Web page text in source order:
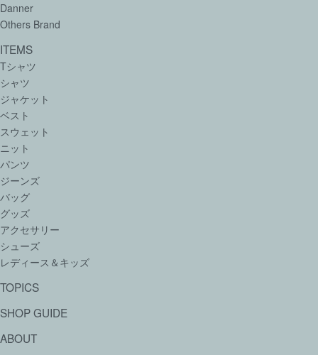
Danner
Others Brand
ITEMS
Tシャツ
シャツ
ジャケット
ベスト
スウェット
ニット
パンツ
ジーンズ
バッグ
グッズ
アクセサリー
シューズ
レディース＆キッズ
TOPICS
SHOP GUIDE
ABOUT